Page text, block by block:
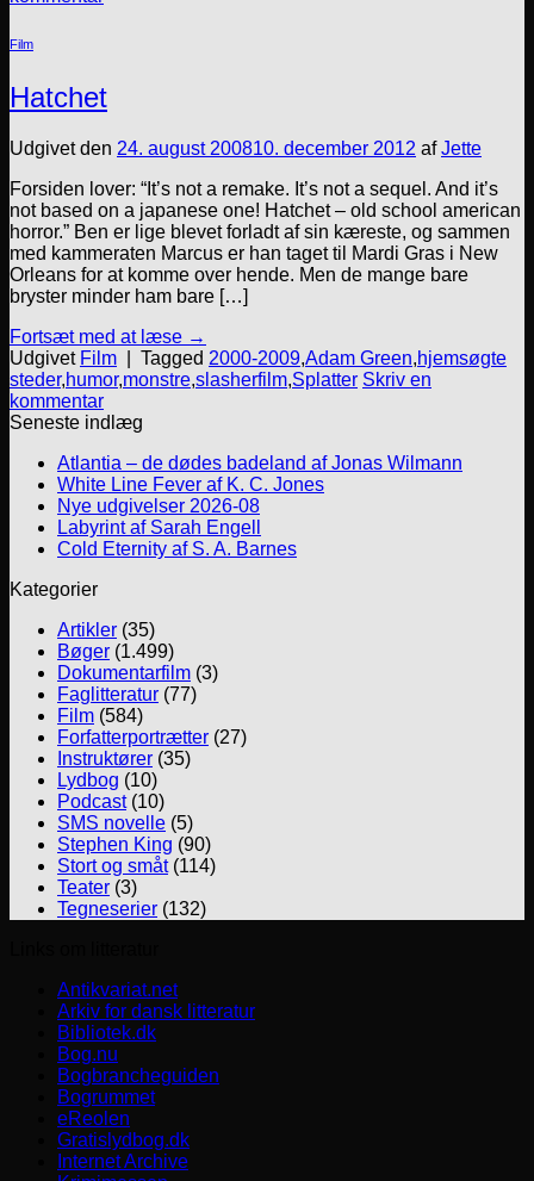
Film
Hatchet
Udgivet den 24. august 200810. december 2012 afJette
Forsiden lover: “It’s not a remake. It’s not a sequel. And it’s
not based on a japanese one! Hatchet – old school american
horror.” Ben er lige blevet forladt af sin kæreste, og sammen
med kammeraten Marcus er han taget til Mardi Gras i New
Orleans for at komme over hende. Men de mange bare
bryster minder ham bare […]
Fortsæt med at læse →
Udgivet Film Tagged 2000-2009,Adam Green,hjemsøgte
steder,humor,monstre,slasherfilm,Splatter Skriv en
kommentar
Seneste indlæg
Atlantia – de dødes badeland af Jonas Wilmann
White Line Fever af K. C. Jones
Nye udgivelser 2026-08
Labyrint af Sarah Engell
Cold Eternity af S. A. Barnes
Kategorier
Artikler (35)
Bøger (1.499)
Dokumentarfilm (3)
Faglitteratur (77)
Film (584)
Forfatterportrætter (27)
Instruktører (35)
Lydbog (10)
Podcast(10)
SMS novelle (5)
Stephen King (90)
Stort og småt(114)
Teater (3)
Tegneserier (132)
Antikvariat.net
Arkiv for dansk litteratur
Bibliotek.dk
Bog.nu
Bogbrancheguiden
Bogrummet
eReolen
Gratislydbog.dk
Internet Archive